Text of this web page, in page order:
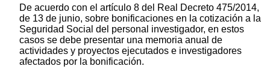
De acuerdo con el artículo 8 del Real Decreto 475/2014,
de 13 de junio, sobre bonificaciones en la cotización a la
Seguridad Social del personal investigador, en estos
casos se debe presentar una memoria anual de
actividades y proyectos ejecutados e investigadores
afectados por la bonificación.